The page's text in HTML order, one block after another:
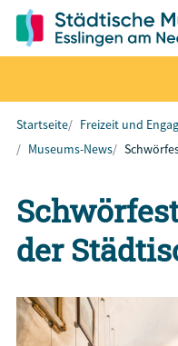
Startseite Freizeit und
Museums-News
der